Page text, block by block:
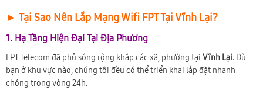
► Tại Sao Nên Lắp Mạng Wifi FPT Tại Vĩnh Lại?
1. Hạ Tầng Hiện Đại Tại Địa Phương
FPT Telecom đã phủ sóng rộng khắp các xã, phường tại Vĩnh Lại. Dù
bạn ở khu vực nào, chúng tôi đều có thể triển khai lắp đặt nhanh
chóng trong vòng 24h.